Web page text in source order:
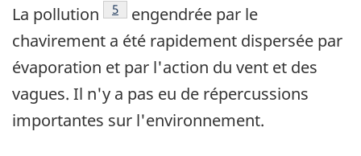
La pollution Note de bas de page
5
engendrée par le
chavirement a été rapidement dispersée par
évaporation et par l'action du vent et des
vagues. Il n'y a pas eu de répercussions
importantes sur l'environnement.